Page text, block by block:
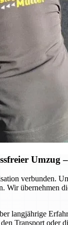
Umzug
verbunden.
Wir übernehmen
langjährige
Transport oder